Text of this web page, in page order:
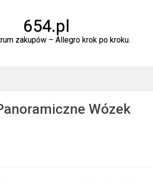
654.pl
zakupów – Allegro krok po kroku.
Wózek